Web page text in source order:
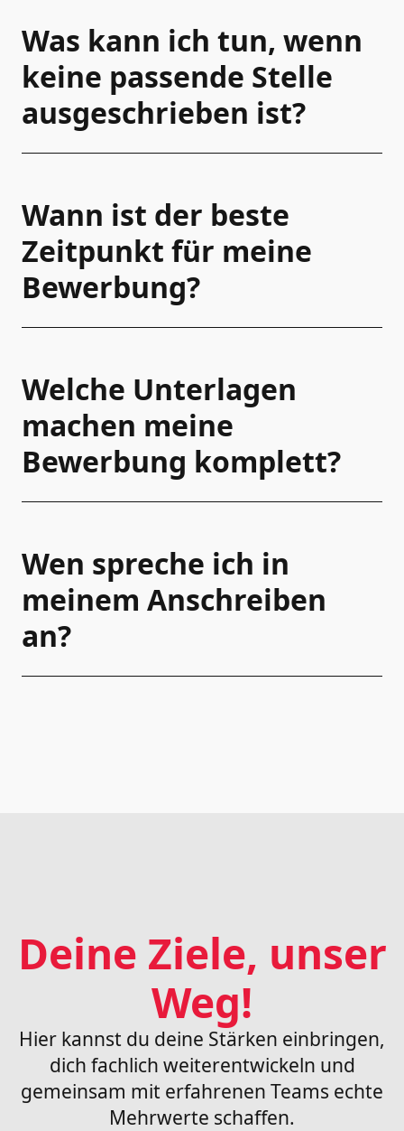
Was kann ich tun, wenn
keine passende Stelle
ausgeschrieben ist?
Wann ist der beste
Zeitpunkt für meine
Bewerbung?
Welche Unterlagen
machen meine
Bewerbung komplett?
Wen spreche ich in
meinem Anschreiben
an?
Deine Ziele, unser
Weg!
Hier kannst du deine Stärken einbringen,
dich fachlich weiterentwickeln und
gemeinsam mit erfahrenen Teams echte
Mehrwerte schaffen.